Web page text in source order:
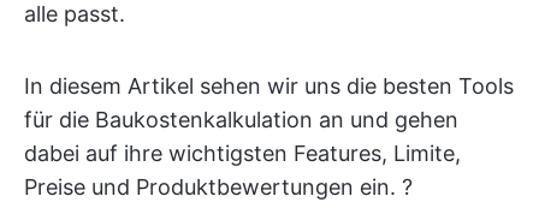
alle passt.
In diesem Artikel sehen wir uns die besten Tools
für die Baukostenkalkulation an und gehen
dabei auf ihre wichtigsten Features, Limite,
Preise und Produktbewertungen ein. ?